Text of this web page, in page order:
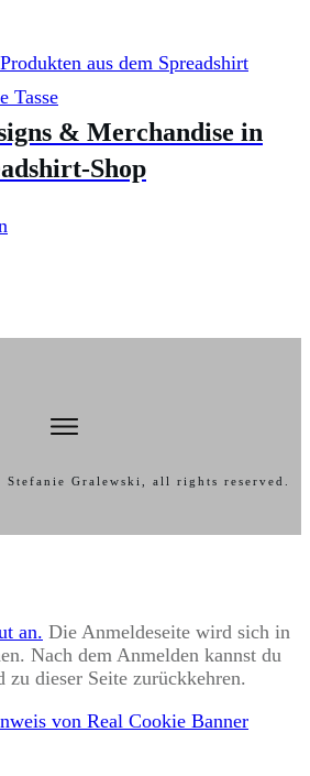
& Merchandise in
Shop
Stefanie Gralewski , all rights reserved.
an. Die Anmeldeseite wird sich in
Nach dem Anmelden kannst du
zu dieser Seite zurückkehren.
von Real Cookie Banner